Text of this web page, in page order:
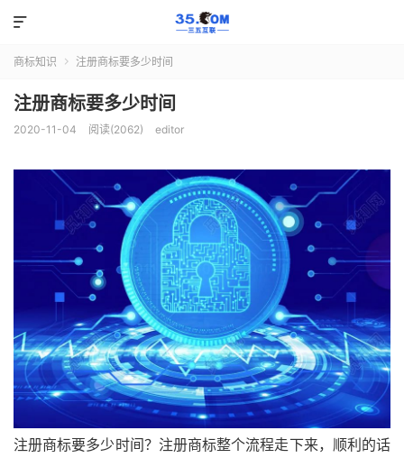

商标知识  注册商标要多少时间
注册商标要多少时间
2020-11-04 阅读(2062) editor
注册商标要多少时间？注册商标整个流程走下来，顺利的话